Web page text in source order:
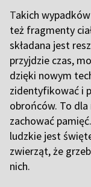
Takich
też fragmenty
składana jest
przyjdzie czas,
dzięki nowym
zidentyfikować i
obrońców. To
zachować
ludzkie jest
zwierząt, że
nich.